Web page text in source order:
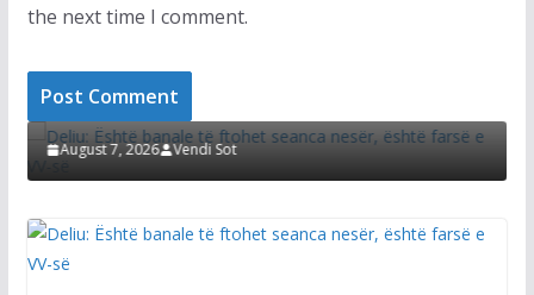
the next time I comment.
Deliu: Është banale të ftohet seanca nesër, është
farsë e VV-së
August 7, 2026 Vendi Sot